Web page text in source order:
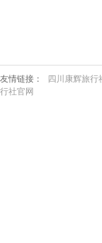
友情链接： 四川康辉旅行
行社官网